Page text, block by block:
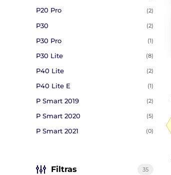
P20 Pro (2)
P30 (2)
P30 Pro (1)
P30 Lite (8)
P40 Lite (2)
P40 Lite E (1)
P Smart 2019 (2)
P Smart 2020 (5)
P Smart 2021 (0)
Filtras 35